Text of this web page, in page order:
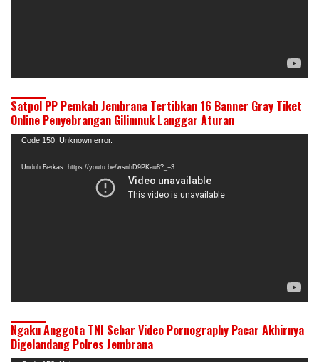
Satpol PP Pemkab Jembrana Tertibkan 16 Banner Gray Tiket
Online Penyebrangan Gilimnuk Langgar Aturan
Pemutar
Code 150: Unknown error.
Unduh Berkas: https://youtu.be/wsnhD9PKau8?_=3
Ngaku Anggota TNI Sebar Video Pornography Pacar Akhirnya
Digelandang Polres Jembrana